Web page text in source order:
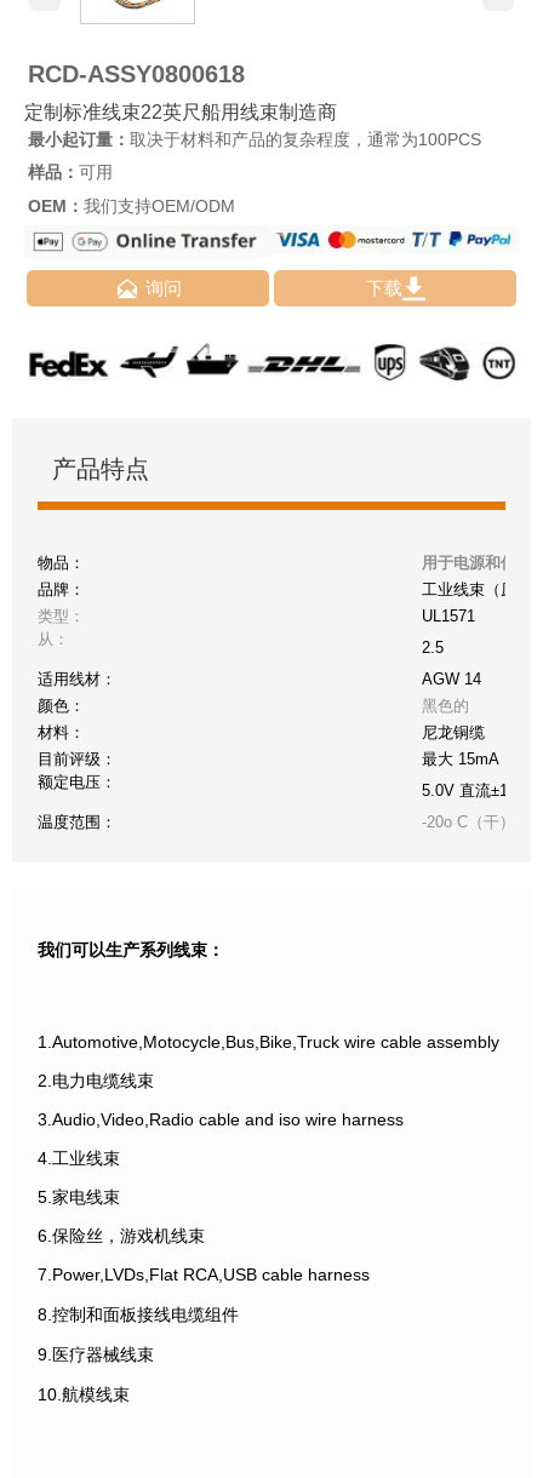
RCD-ASSY0800618
定制标准线束22英尺船用线束制造商
最小起订量： 取决于材料和产品的复杂程度，通常为100PCS
样品： 可用
OEM： 我们支持OEM/ODM
 询问 下载
产品特点
物品：
用于电源和信号
品牌：
工业线束（原件
类型：
UL1571
从：
2.5
适用线材：
AGW 14
颜色：
黑色的
材料：
尼龙铜缆
目前评级：
最大 15mA
额定电压：
5.0V 直流±10%
温度范围：
-20o C（干）至
我们可以生产系列线束：
1.Automotive,Motocycle,Bus,Bike,Truck wire cable assembly
2.电力电缆线束
3.Audio,Video,Radio cable and iso wire harness
4.工业线束
5.家电线束
6.保险丝，游戏机线束
7.Power,LVDs,Flat RCA,USB cable harness
8.控制和面板接线电缆组件
9.医疗器械线束
10.航模线束